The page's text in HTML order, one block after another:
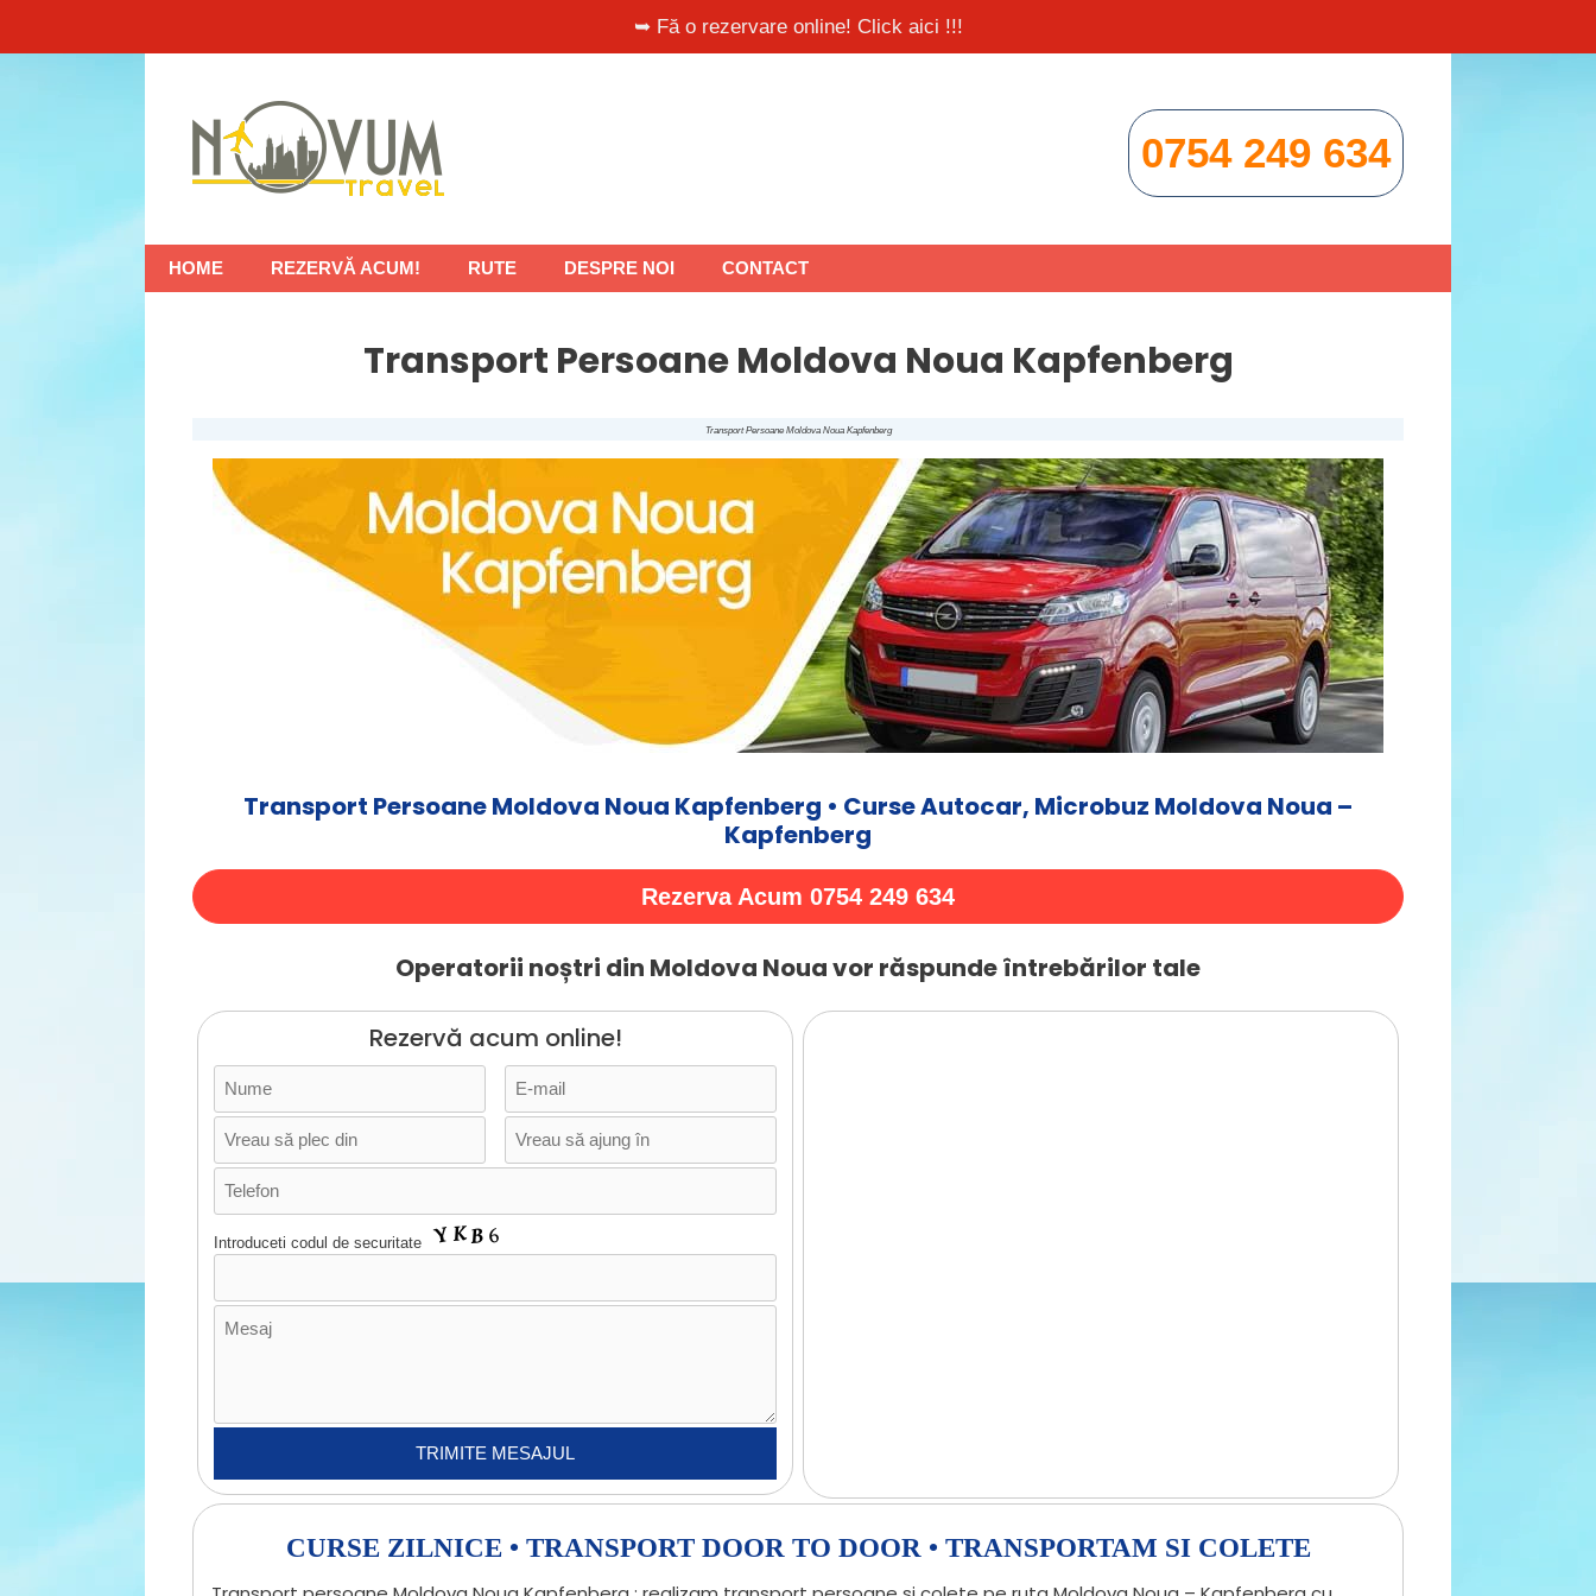
➥ Fă o rezervare online! Click aici !!!
0754 249 634
HOME REZERVĂ ACUM! RUTE DESPRE NOI CONTACT
Transport Persoane Moldova Noua Kapfenberg
Transport Persoane Moldova Noua Kapfenberg
Transport Persoane Moldova Noua Kapfenberg • Curse Autocar, Microbuz Moldova Noua –
Kapfenberg
Rezerva Acum 0754 249 634
Operatorii noștri din Moldova Noua vor răspunde întrebărilor tale
Rezervă acum online!
Introduceti codul de securitate
CURSE ZILNICE • TRANSPORT DOOR TO DOOR • TRANSPORTAM SI COLETE